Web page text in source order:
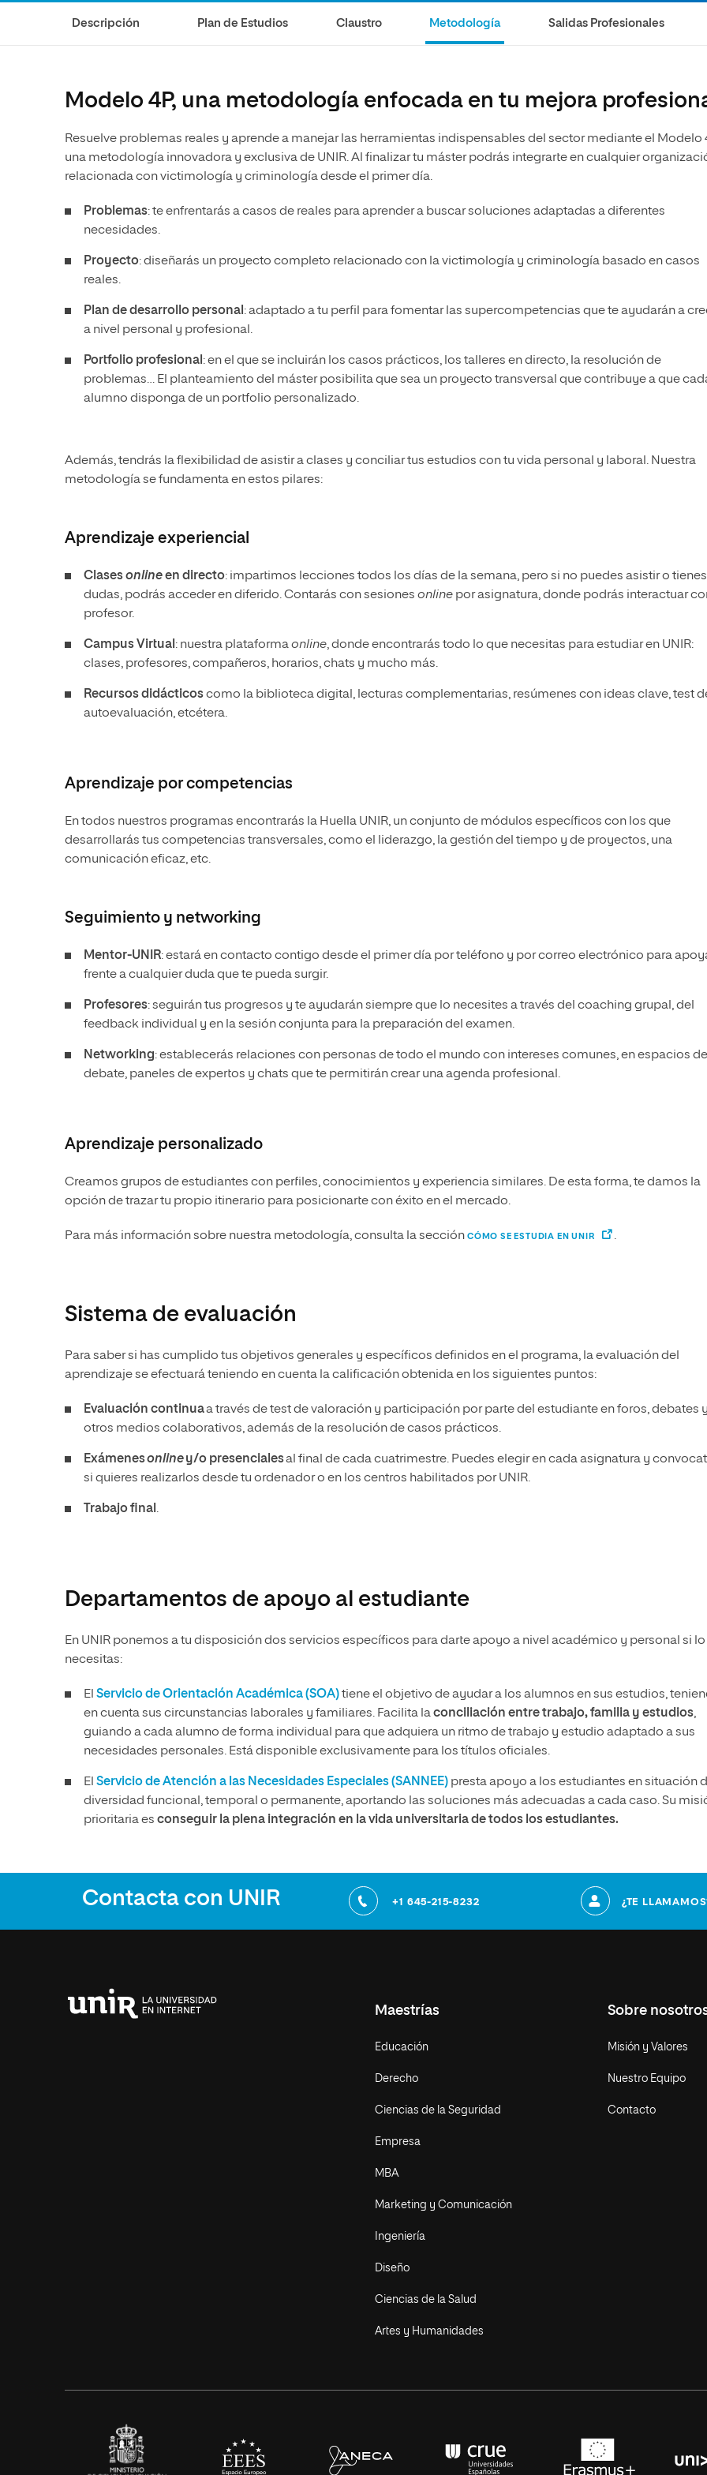
Artes
Descripción Plan de Estudios Claustro Metodología Salidas Profesionales
Modelo 4P, una metodología enfocada en tu mejora
Resuelve problemas reales y aprende a manejar las herramientas indispensables del sector mediante el Modelo
una metodología innovadora y exclusiva de UNIR. Al finalizar tu máster podrás integrarte en cualquier
relacionada con victimología y criminología desde el primer día.
Problemas: te enfrentarás a casos de reales para aprender a buscar soluciones adaptadas a diferentes
necesidades.
Proyecto: diseñarás un proyecto completo relacionado con la victimología y criminología basado en casos
reales.
Plan de desarrollo personal : adaptado a tu perfil para fomentar las supercompetencias que te ayudarán a
a nivel personal y profesional.
Portfolio profesional : en el que se incluirán los casos prácticos, los talleres en directo, la resolución de
problemas… El planteamiento del máster posibilita que sea un proyecto transversal que contribuye a que
alumno disponga de un portfolio personalizado.
Además, tendrás la flexibilidad de asistir a clases y conciliar tus estudios con tu vida personal y laboral. Nuestra
metodología se fundamenta en estos pilares:
Aprendizaje experiencial
Clasesonlineen directo: impartimos lecciones todos los días de la semana, pero si no puedes asistir o tienes
dudas, podrás acceder en diferido. Contarás con sesiones online por asignatura, donde podrás interactuar
profesor.
Campus Virtual : nuestra plataformaonline, donde encontrarás todo lo que necesitas para estudiar en UNIR:
clases, profesores, compañeros, horarios, chats y mucho más.
Recursos didácticoscomo la biblioteca digital, lecturas complementarias, resúmenes con ideas clave, test
autoevaluación, etcétera.
Aprendizaje por competencias
En todos nuestros programas encontrarás la Huella UNIR, un conjunto de módulos específicos con los que
desarrollarás tus competencias transversales, como el liderazgo, la gestión del tiempo y de proyectos, una
comunicación eficaz, etc.
Seguimiento y networking
Mentor-UNIR: estará en contacto contigo desde el primer día por teléfono y por correo electrónico para
frente a cualquier duda que te pueda surgir.
Profesores: seguirán tus progresos y te ayudarán siempre que lo necesites a través del coaching grupal, del
feedback individual y en la sesión conjunta para la preparación del examen.
Networking: establecerás relaciones con personas de todo el mundo con intereses comunes, en espacios de
debate, paneles de expertos y chats que te permitirán crear una agenda profesional.
Aprendizaje personalizado
Creamos grupos de estudiantes con perfiles, conocimientos y experiencia similares. De esta forma, te damos la
opción de trazar tu propio itinerario para posicionarte con éxito en el mercado.
Para más información sobre nuestra metodología, consulta la sección CÓMO SE ESTUDIA EN UNIR .
Sistema de evaluación
Para saber si has cumplido tus objetivos generales y específicos definidos en el programa, la evaluación del
aprendizaje se efectuará teniendo en cuenta la calificación obtenida en los siguientes puntos:
Evaluación continuaa través de test de valoración y participación por parte del estudiante en foros, debates
otros medios colaborativos, además de la resolución de casos prácticos.
Exámenesonliney/o presencialesal final de cada cuatrimestre. Puedes elegir en cada asignatura y
si quieres realizarlos desde tu ordenador o en los centros habilitados por UNIR.
Trabajo final .
Departamentos de apoyo al estudiante
En UNIR ponemos a tu disposición dos servicios específicos para darte apoyo a nivel académico y personal si lo
necesitas:
El Servicio de Orientación Académica (SOA)tiene el objetivo de ayudar a los alumnos en sus estudios,
en cuenta sus circunstancias laborales y familiares. Facilita laconciliación entre trabajo, familia y estudios,
guiando a cada alumno de forma individual para que adquiera un ritmo de trabajo y estudio adaptado a sus
necesidades personales. Está disponible exclusivamente para los títulos oficiales.
El Servicio de Atención a las Necesidades Especiales (SANNEE) presta apoyo a los estudiantes en situación
diversidad funcional, temporal o permanente, aportando las soluciones más adecuadas a cada caso. Su
prioritaria es conseguir la plena integración en la vida universitaria de todos los estudiantes.
Contacta con UNIR +1 645-215-8232 ¿TE
Maestrías
Educación
Derecho
Ciencias de la Seguridad
Empresa
MBA
Marketing y Comunicación
Ingeniería
Diseño
Ciencias de la Salud
Artes y Humanidades
Sobre
Misión y Valores
Nuestro Equipo
Contacto